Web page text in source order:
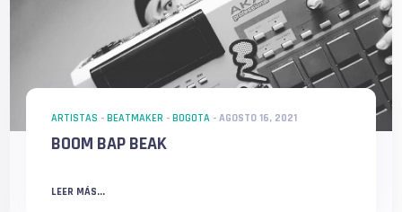
ARTISTAS - BEATMAKER - BOGOTA- AGOSTO 16, 2021
BOOM BAP BEAK
LEER MÁS...